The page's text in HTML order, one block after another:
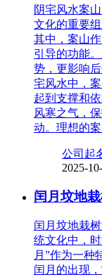
阴宅风水案
文化的重要
其中，案山
引导的功能
势，更影响
宅风水中，
起到支撑和
风寒之气，
动。理想的
公司起
2025-
闰月坟地
闰月坟地栽
统文化中，
月”作为一种
闰月的出现